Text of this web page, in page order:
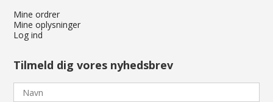
Mine ordrer
Mine oplysninger
Log ind
Tilmeld dig vores nyhedsbrev